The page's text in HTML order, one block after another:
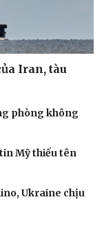
Iran, tàu
phòng không
Mỹ thiếu tên
Ukraine chịu